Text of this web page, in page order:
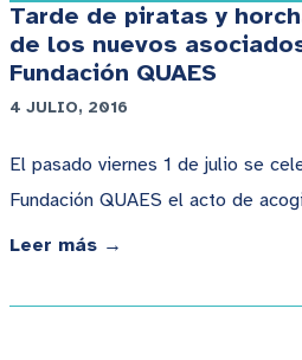
Tarde de piratas y
de los nuevos
Fundación QUAES
4 JULIO, 2016
El pasado viernes 1 de julio se
Fundación QUAES el acto de
Leer más →